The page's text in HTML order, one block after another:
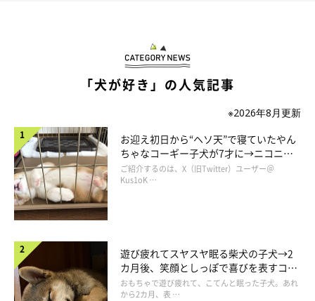
「犬が好き」の人気記事
※2026年8月更新
お迎え初日から“ヘソ天”で寝ていたやん
ちゃなコーギー子犬が7才に→ニコニ
コ“コーギースマイル”が魅力のコに成
長！
ご紹介するのは、X（旧Twitter）ユーザー＠
Kus1oK …
遊び疲れてスヤスヤ眠る柴犬の子犬→2
カ月後、笑顔としっぽで喜びを表すコに
成長！
おもちゃで遊び疲れて、こてんと眠った子犬。あれ
から2カ月、表 …